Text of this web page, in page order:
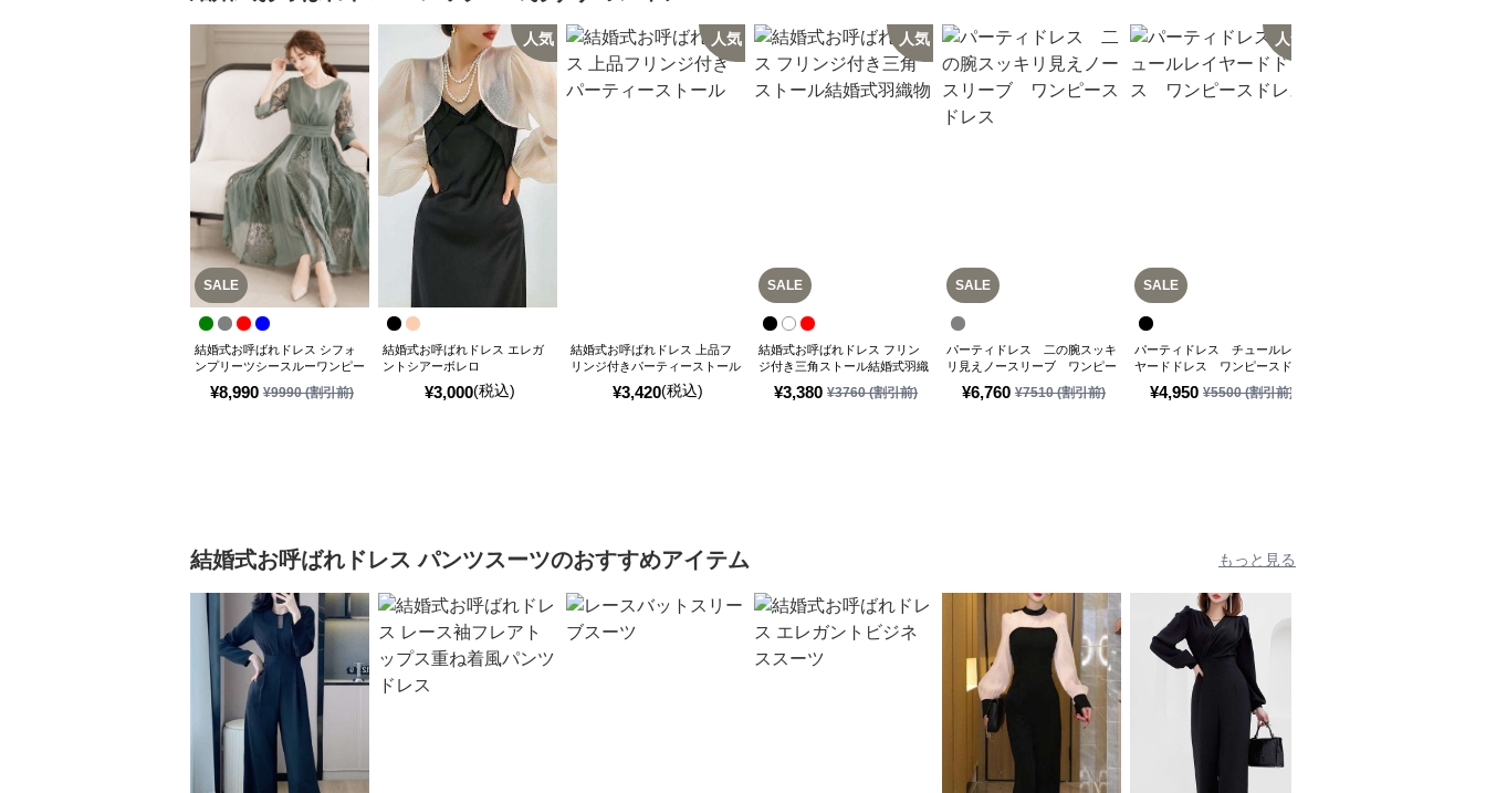
SALE
¥8,990 ¥9990(割引前)
結婚式お呼ばれドレス シフォ
ンプリーツシースルーワンピー
人気
¥3,000(税込)
結婚式お呼ばれドレス エレガ
ントシアーボレロ
人気
¥3,420(税込)
結婚式お呼ばれドレス 上品フ
リンジ付きパーティーストール
SALE
人気
¥3,380 ¥3760(割引前)
結婚式お呼ばれドレス フリン
ジ付き三角ストール結婚式羽織
SALE
¥6,760 ¥7510(割引前)
パーティドレス 二の腕スッキ
リ見えノースリーブ ワンピー
SALE
人気
¥4,950 ¥5500(割引前)
パーティドレス チュールレイ
ヤードドレス ワンピースドレ
結婚式お呼ばれドレス パンツスーツのおすすめアイテム もっと見る